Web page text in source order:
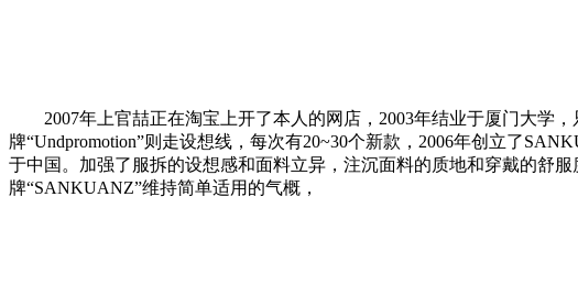
2007年上官喆正在淘宝上开了本人的网店，2003年结业于厦门大学，
牌“Undpromotion”则走设想线，每次有20~30个新款，2006年创立了
于中国。加强了服拆的设想感和面料立异，注沉面料的质地和穿戴的舒
牌“SANKUANZ”维持简单适用的气概，